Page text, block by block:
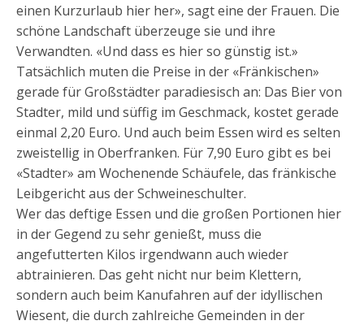
einen Kurzurlaub hier her», sagt eine der Frauen. Die
schöne Landschaft überzeuge sie und ihre
Verwandten. «Und dass es hier so günstig ist.»
Tatsächlich muten die Preise in der «Fränkischen»
gerade für Großstädter paradiesisch an: Das Bier von
Stadter, mild und süffig im Geschmack, kostet gerade
einmal 2,20 Euro. Und auch beim Essen wird es selten
zweistellig in Oberfranken. Für 7,90 Euro gibt es bei
«Stadter» am Wochenende Schäufele, das fränkische
Leibgericht aus der Schweineschulter.
Wer das deftige Essen und die großen Portionen hier
in der Gegend zu sehr genießt, muss die
angefutterten Kilos irgendwann auch wieder
abtrainieren. Das geht nicht nur beim Klettern,
sondern auch beim Kanufahren auf der idyllischen
Wiesent, die durch zahlreiche Gemeinden in der